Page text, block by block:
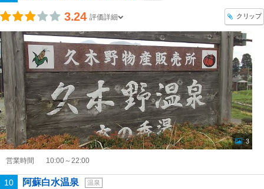
3.24 評価詳細 クリップ
3
営業時間 10:00～22:00
10 阿蘇白水温泉 温泉